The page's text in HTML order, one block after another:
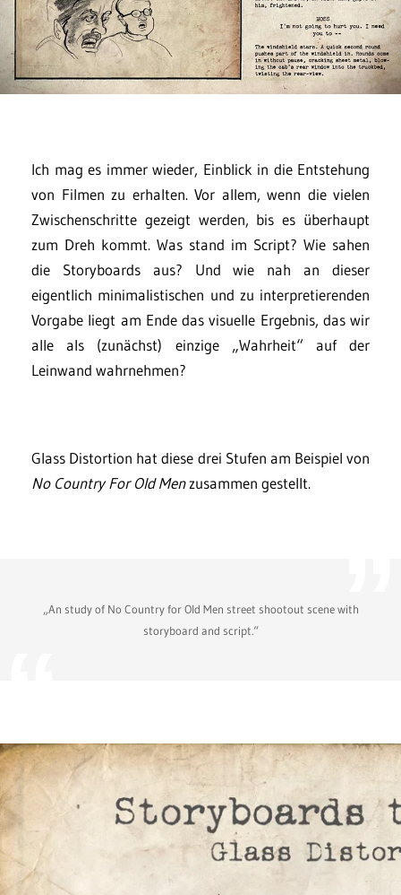
Ich mag es immer wieder, Einblick in die Entstehung
von Filmen zu erhalten. Vor allem, wenn die vielen
Zwischenschritte gezeigt werden, bis es überhaupt
zum Dreh kommt. Was stand im Script? Wie sahen
die Storyboards aus? Und wie nah an dieser
eigentlich minimalistischen und zu interpretierenden
Vorgabe liegt am Ende das visuelle Ergebnis, das wir
alle als (zunächst) einzige „Wahrheit“ auf der
Leinwand wahrnehmen?
Glass Distortion hat diese drei Stufen am Beispiel von
No Country For Old Menzusammen gestellt.
„An study of No Country for Old Men street shootout scene with
storyboard and script.“